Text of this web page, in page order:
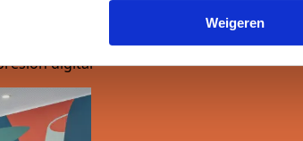
Weigeren
digital